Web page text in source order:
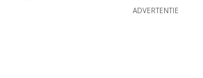
ADVERTENTIE